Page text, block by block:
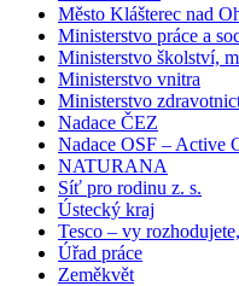
Město Klášterec nad
Ministerstvo práce a
Ministerstvo školství,
Ministerstvo vnitra
Ministerstvo
Nadace ČEZ
Nadace OSF – Active
NATURANA
Síť pro rodinu z. s.
Ústecký kraj
Tesco – vy
Úřad práce
Zeměkvět